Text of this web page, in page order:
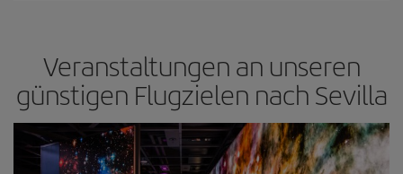
Veranstaltungen an unseren
günstigen Flugzielen nach Sevilla